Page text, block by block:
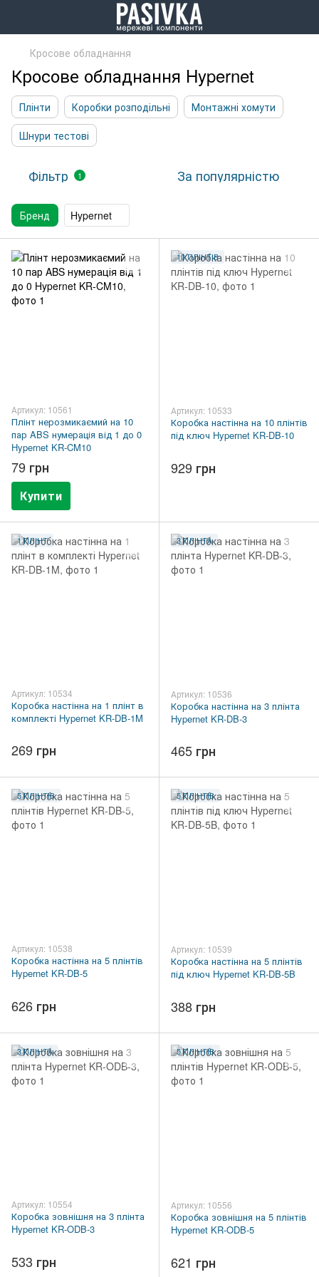
Кросове обладнання
Кросове обладнання Hypernet
Плінти Коробки розподільні
Монтажні хомути
Шнури тестові
Фільтр 1 За популярністю
Бренд Hypernet
Артикул: 10561
Плінт нерозмикаємий на 10
пар ABS нумерація від 1 до 0
Hypernet KR-CM10
79 грн
Купити
10 ПЛІНТІВ
Артикул: 10533
Коробка настінна на 10 плінтів
під ключ Hypernet KR-DB-10
929 грн
1 ПЛІНТ
Артикул: 10534
Коробка настінна на 1 плінт в
комплекті Hypernet KR-DB-1M
269 грн
3 ПЛІНТА
Артикул: 10536
Коробка настінна на 3 плінта
Hypernet KR-DB-3
465 грн
5 ПЛІНТІВ
Артикул: 10538
Коробка настінна на 5 плінтів
Hypernet KR-DB-5
626 грн
5 ПЛІНТІВ
Артикул: 10539
Коробка настінна на 5 плінтів
під ключ Hypernet KR-DB-5B
388 грн
3 ПЛІНТА
Артикул: 10554
Коробка зовнішня на 3 плінта
Hypernet KR-ODB-3
533 грн
5 ПЛІНТІВ
Артикул: 10556
Коробка зовнішня на 5 плінтів
Hypernet KR-ODB-5
621 грн